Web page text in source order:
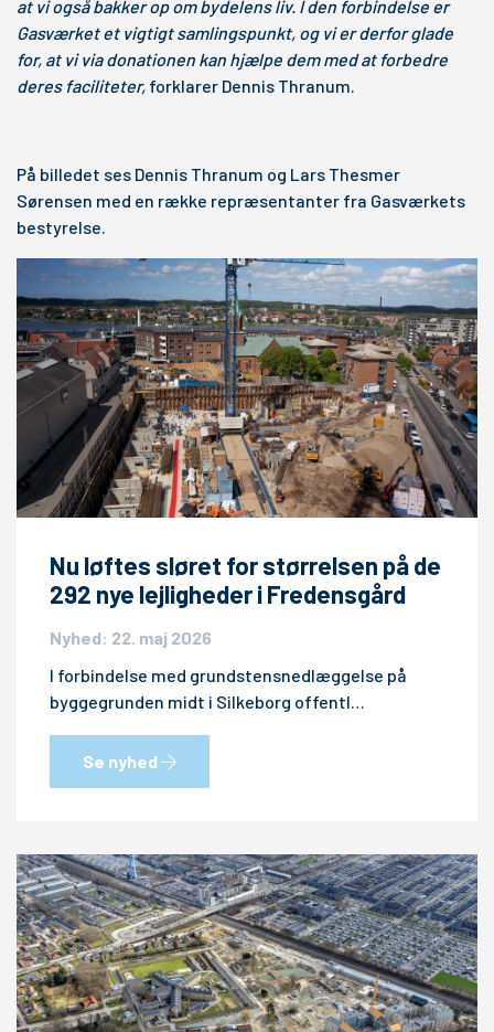
at vi også bakker op om bydelens liv. I den forbindelse er
Gasværket et vigtigt samlingspunkt, og vi er derfor glade
for, at vi via donationen kan hjælpe dem med at forbedre
deres faciliteter, forklarer Dennis Thranum.
På billedet ses Dennis Thranum og Lars Thesmer
Sørensen med en række repræsentanter fra Gasværkets
bestyrelse.
Nu løftes sløret for størrelsen på de
292 nye lejligheder i Fredensgård
Nyhed: 22. maj 2026
I forbindelse med grundstensnedlæggelse på
byggegrunden midt i Silkeborg offentl…
Se nyhed